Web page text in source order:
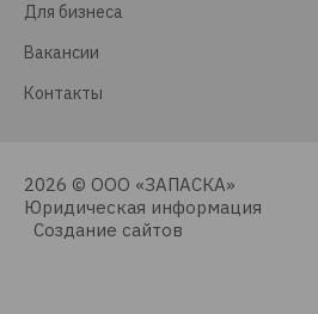
Для бизнеса
Вакансии
Контакты
2026 © ООО «ЗАПАСКА»
Юридическая информация
Создание сайтов